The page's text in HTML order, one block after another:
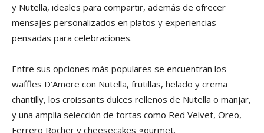
y Nutella, ideales para compartir, además de ofrecer
mensajes personalizados en platos y experiencias
pensadas para celebraciones.
Entre sus opciones más populares se encuentran los
waffles D’Amore con Nutella, frutillas, helado y crema
chantilly, los croissants dulces rellenos de Nutella o manjar,
y una amplia selección de tortas como Red Velvet, Oreo,
Ferrero Rocher y cheesecakes gourmet.